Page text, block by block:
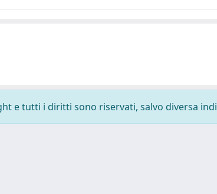
e tutti i diritti sono riservati, salvo diversa